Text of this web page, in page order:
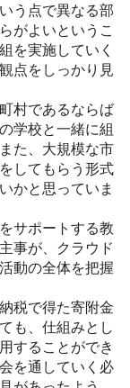
う点で異なる部
がよいというこ
を実施していく
点をしっかり見
村であるならば
学校と一緒に組
た、大規模な市
してもらう形式
かと思っていま
サポートする教
事が、クラウド
動の全体を把握
税で得た寄附金
も、仕組みとし
することができ
を通していく必